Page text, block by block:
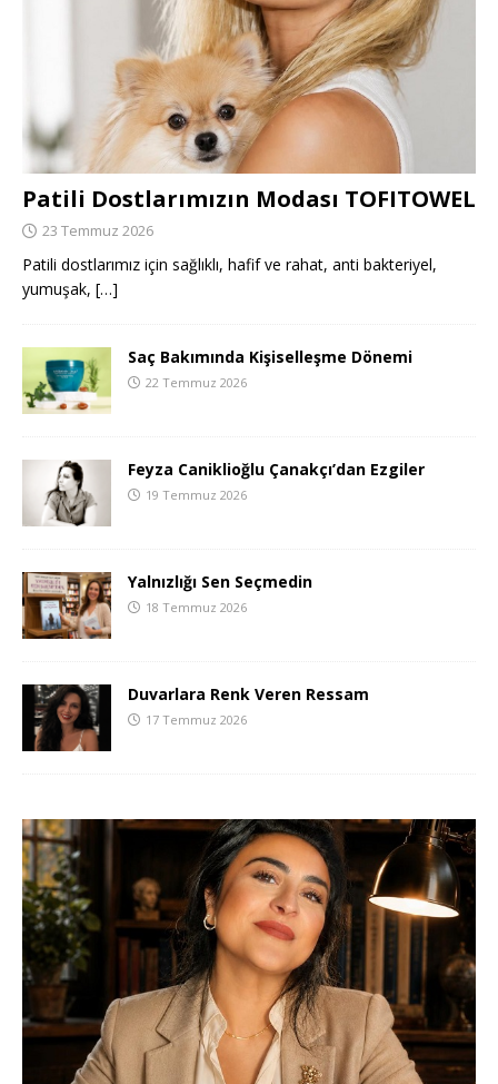
Patili Dostlarımızın Modası TOFITOWEL
23 Temmuz 2026
Patili dostlarımız için sağlıklı, hafif ve rahat, anti bakteriyel,
yumuşak, […]
Saç Bakımında Kişiselleşme Dönemi
22 Temmuz 2026
Feyza Caniklioğlu Çanakçı’dan Ezgiler
19 Temmuz 2026
Yalnızlığı Sen Seçmedin
18 Temmuz 2026
Duvarlara Renk Veren Ressam
17 Temmuz 2026